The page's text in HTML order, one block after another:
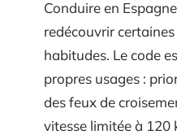
Conduire en
redécouvrir
habitudes. Le code
propres usages :
des feux de
vitesse limitée à